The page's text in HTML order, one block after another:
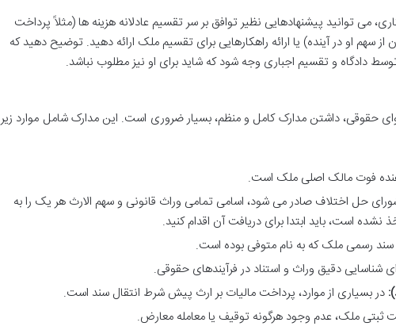
می توانید پیشنهادهایی نظیر توافق بر سر تقسیم عادلانه هزینه ها (مثلاً پرداخت
او در آینده) یا ارائه راهکارهایی برای تقسیم ملک ارائه دهید. توضیح دهید که
دادگاه و تقسیم اجباری وجه شود که شاید برای او نیز مطلوب نباشد.
داشتن مدارک کامل و منظم، بسیار ضروری است. این مدارک شامل موارد زیر
فوت مالک اصلی ملک است.
حل اختلاف صادر می شود، اسامی تمامی وراث قانونی و سهم الارث هر یک را به
است، باید ابتدا برای دریافت آن اقدام کنید.
سند رسمی ملک که به نام متوفی بوده است.
شناسایی دقیق وراث و استناد در فرآیندهای حقوقی.
در بسیاری از موارد، پرداخت مالیات بر ارث پیش شرط انتقال سند است.
ثبتی ملک، عدم وجود هرگونه توقیف یا معامله معارض.